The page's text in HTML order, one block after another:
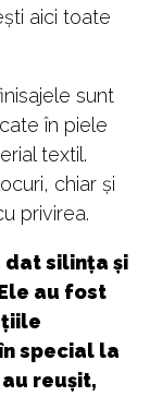
aici toate
sunt
în piele
textil.
chiar și
privirea.
dat silința și
au fost
special la
reușit,